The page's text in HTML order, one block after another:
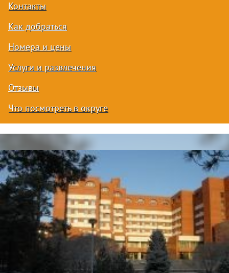
Контакты
Как добраться
Номера и цены
Услуги и развлечения
Отзывы
Что посмотреть в округе